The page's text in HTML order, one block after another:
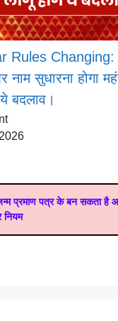
Rules Changing:
नाम सुधारना होगा
बदलाव।
प्रमाण पत्र के बन सकता है
नियम